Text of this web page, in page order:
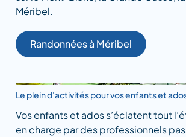
Méribel.
Randonnées à Méribel
Le plein d'activités pour vos enfants et
Vos enfants et ados s’éclatent tout
en charge par des professionnels